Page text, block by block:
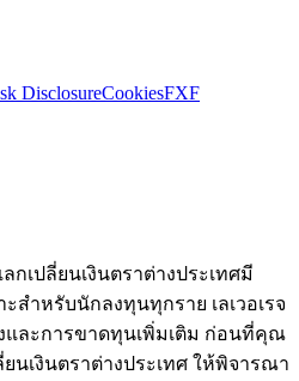
DisclosureCookiesFXF
กเปลี่ยนเงินตราต่างประเทศมี
สำหรับนักลงทุนทุกราย เลเวอเรจ
และการขาดทุนเพิ่มเติม ก่อนที่คุณ
นเงินตราต่างประเทศ ให้พิจารณา